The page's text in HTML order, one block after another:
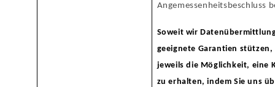
Angemessenheitsbeschluss
Soweit wir
geeignete Garantien stützen,
jeweils die Möglichkeit, eine
zu erhalten, indem Sie uns